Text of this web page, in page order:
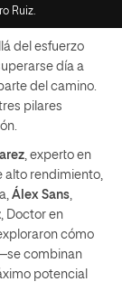
Ruiz.
del esfuerzo
día a
del camino.
pilares
, experto en
alto rendimiento,
Álex Sans,
, Doctor en
cómo
combinan
potencial